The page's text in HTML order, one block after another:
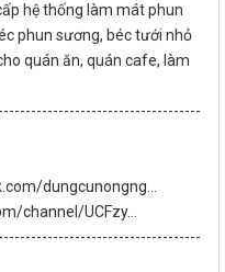
hệ thống làm mát phun
phun sương, béc tưới nhỏ
quán ăn, quán cafe, làm
dungcunongng...
channel/UCFzy...